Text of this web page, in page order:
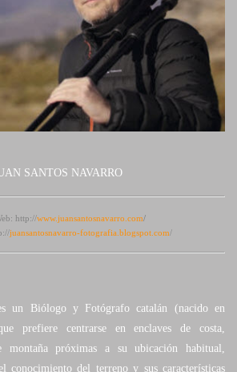
SANTOS NAVARRO
http://www.juansantosnavarro.com/
juansantosnavarro-fotografia.blogspot.com/
un Biólogo y Fotógrafo catalán (nacido en
prefiere centrarse en enclaves de costa,
montaña próximas a su ubicación habitual,
conocimiento del terreno y sus características